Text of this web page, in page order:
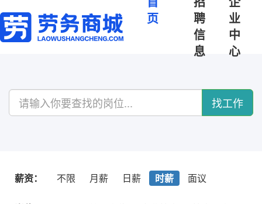
页
聘
信
息
业
中
心
找工作
薪资： 不限 月薪 日薪 时薪 面议